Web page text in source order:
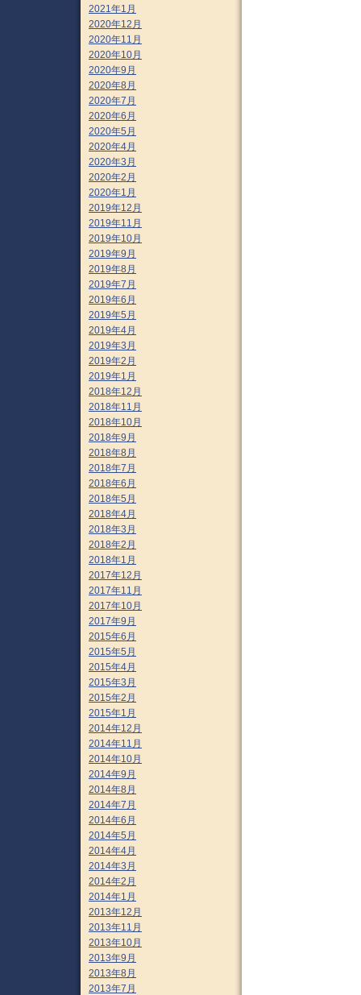
2021年1月
2020年12月
2020年11月
2020年10月
2020年9月
2020年8月
2020年7月
2020年6月
2020年5月
2020年4月
2020年3月
2020年2月
2020年1月
2019年12月
2019年11月
2019年10月
2019年9月
2019年8月
2019年7月
2019年6月
2019年5月
2019年4月
2019年3月
2019年2月
2019年1月
2018年12月
2018年11月
2018年10月
2018年9月
2018年8月
2018年7月
2018年6月
2018年5月
2018年4月
2018年3月
2018年2月
2018年1月
2017年12月
2017年11月
2017年10月
2017年9月
2015年6月
2015年5月
2015年4月
2015年3月
2015年2月
2015年1月
2014年12月
2014年11月
2014年10月
2014年9月
2014年8月
2014年7月
2014年6月
2014年5月
2014年4月
2014年3月
2014年2月
2014年1月
2013年12月
2013年11月
2013年10月
2013年9月
2013年8月
2013年7月